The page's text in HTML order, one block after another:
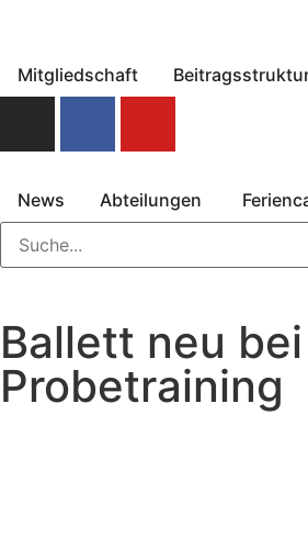
Mitgliedschaft
News Abteilungen
Ballett neu
Probetraining